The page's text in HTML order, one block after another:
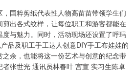
国粹剪纸代表性人物高苗苗带领学生们
出各式纹样，让每位职工和游客都能在
与魅力。同时，活动现场还设置了呼玛
品及职工手工达人创意DIY手工布娃娃的
余，也能将这一份艺术与创意的纪念带
张世光 通讯员林春叶 宫宣 实习生陈卓